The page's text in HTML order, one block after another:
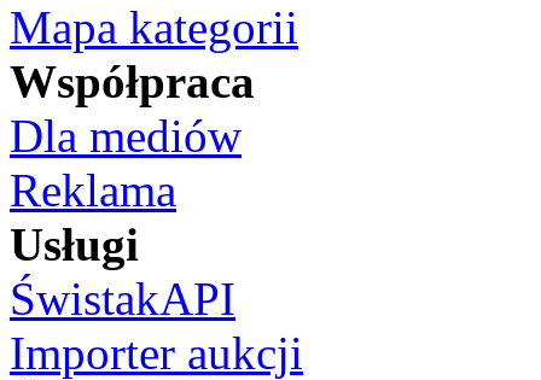
Mapa kategorii
Współpraca
Dla mediów
Reklama
Usługi
ŚwistakAPI
Importer aukcji